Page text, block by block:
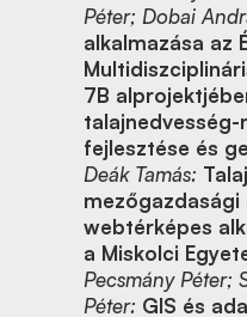
Péter; Dobai
alkalmazása az
7B
fejlesztése és
Deák Tamás:
webtérképes
a Miskolci
Pecsmány Péter;
Péter: GIS és